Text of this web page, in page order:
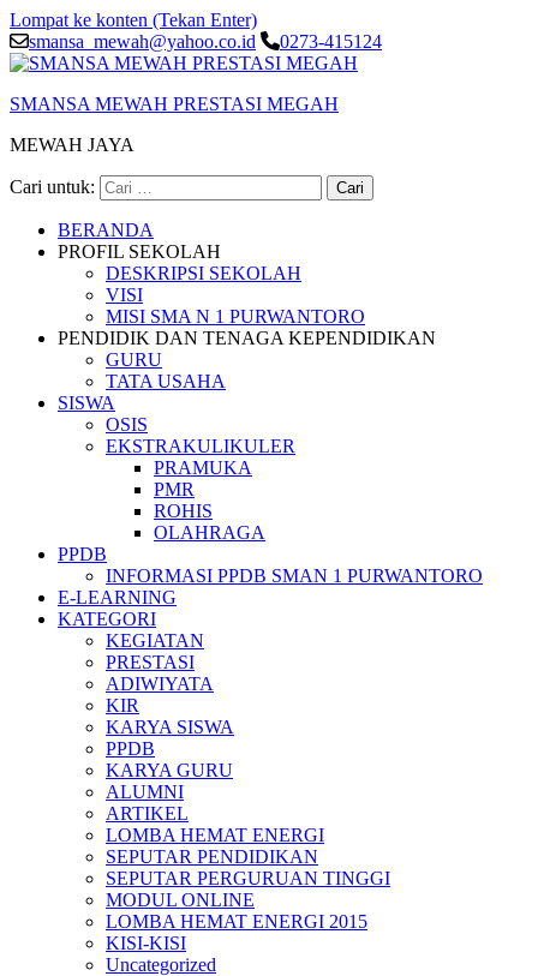
Lompat ke konten (Tekan Enter)
smansa_mewah@yahoo.co.id
0273-415124
SMANSA MEWAH PRESTASI MEGAH
MEWAH JAYA
Cari untuk:
BERANDA
PROFIL SEKOLAH
DESKRIPSI SEKOLAH
VISI
MISI SMA N 1 PURWANTORO
PENDIDIK DAN TENAGA KEPENDIDIKAN
GURU
TATA USAHA
SISWA
OSIS
EKSTRAKULIKULER
PRAMUKA
PMR
ROHIS
OLAHRAGA
PPDB
INFORMASI PPDB SMAN 1 PURWANTORO
E-LEARNING
KATEGORI
KEGIATAN
PRESTASI
ADIWIYATA
KIR
KARYA SISWA
PPDB
KARYA GURU
ALUMNI
ARTIKEL
LOMBA HEMAT ENERGI
SEPUTAR PENDIDIKAN
SEPUTAR PERGURUAN TINGGI
MODUL ONLINE
LOMBA HEMAT ENERGI 2015
KISI-KISI
Uncategorized